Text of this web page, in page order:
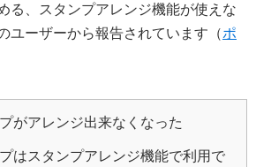
る、スタンプアレンジ機能が使えな
ユーザーから報告されています（ポ
がアレンジ出来なくなった
はスタンプアレンジ機能で利用で